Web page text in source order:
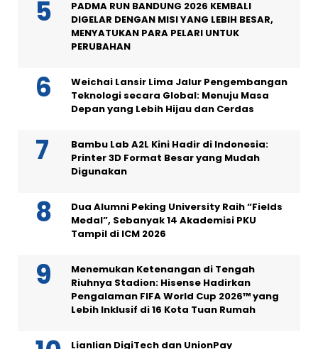
PADMA RUN BANDUNG 2026 KEMBALI
DIGELAR DENGAN MISI YANG LEBIH BESAR,
MENYATUKAN PARA PELARI UNTUK
PERUBAHAN
Weichai Lansir Lima Jalur Pengembangan
Teknologi secara Global: Menuju Masa
Depan yang Lebih Hijau dan Cerdas
Bambu Lab A2L Kini Hadir di Indonesia:
Printer 3D Format Besar yang Mudah
Digunakan
Dua Alumni Peking University Raih “Fields
Medal”, Sebanyak 14 Akademisi PKU
Tampil di ICM 2026
Menemukan Ketenangan di Tengah
Riuhnya Stadion: Hisense Hadirkan
Pengalaman FIFA World Cup 2026™ yang
Lebih Inklusif di 16 Kota Tuan Rumah
Lianlian DigiTech dan UnionPay